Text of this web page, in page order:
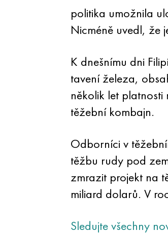
politika umožnila
Nicméně uvedl, že
K dnešnímu dni
tavení železa,
několik let
těžební kombajn.
Odborníci v
těžbu rudy pod
zmrazit projekt na
miliard dolarů. V
Sledujte všechny